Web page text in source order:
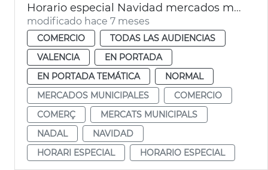
Horario especial Navidad mercados municipales València
modificado hace 7 meses
COMERCIO
TODAS LAS AUDIENCIAS
VALENCIA
EN PORTADA
EN PORTADA TEMÁTICA
NORMAL
MERCADOS MUNICIPALES
COMERCIO
COMERÇ
MERCATS MUNICIPALS
NADAL
NAVIDAD
HORARI ESPECIAL
HORARIO ESPECIAL